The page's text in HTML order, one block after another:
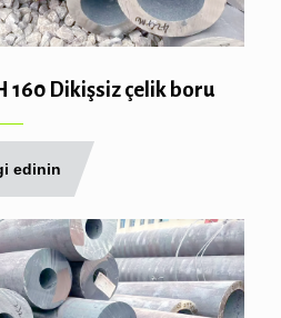
160 Dikişsiz çelik boru
edinin